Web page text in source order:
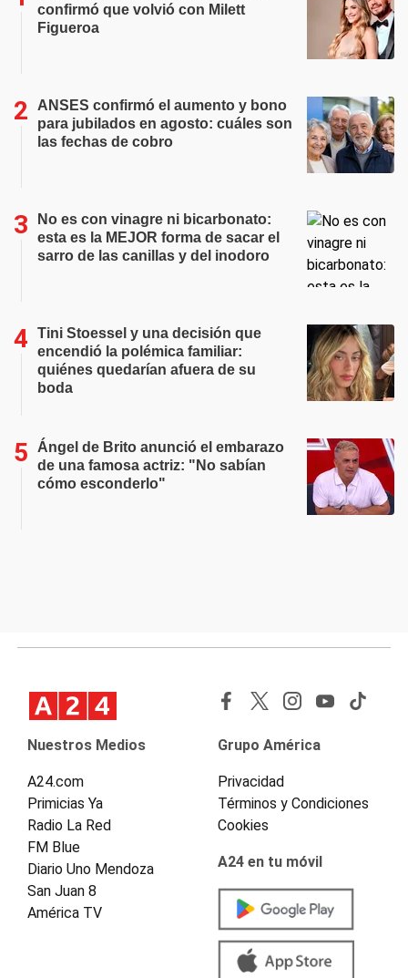
confirmó que volvió con Milett
Figueroa
ANSES confirmó el aumento y bono
para jubilados en agosto: cuáles son
las fechas de cobro
No es con vinagre ni bicarbonato:
esta es la MEJOR forma de sacar el
sarro de las canillas y del inodoro
Tini Stoessel y una decisión que
encendió la polémica familiar:
quiénes quedarían afuera de su
boda
Ángel de Brito anunció el embarazo
de una famosa actriz: "No sabían
cómo esconderlo"
Nuestros Medios
A24.com
Primicias Ya
Radio La Red
FM Blue
Diario Uno Mendoza
San Juan 8
América TV
Grupo América
Privacidad
Términos y Condiciones
Cookies
A24 en tu móvil